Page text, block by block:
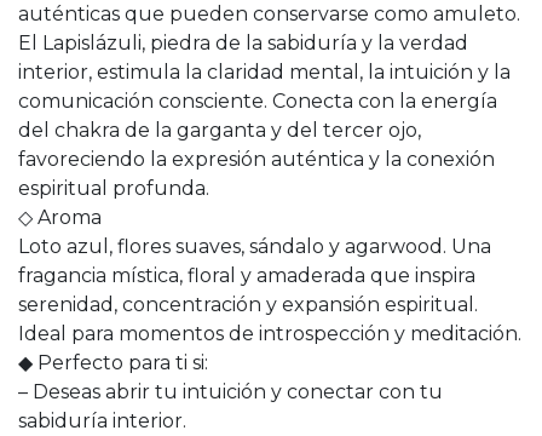
auténticas que pueden conservarse como amuleto.
El Lapislázuli, piedra de la sabiduría y la verdad
interior, estimula la claridad mental, la intuición y la
comunicación consciente. Conecta con la energía
del chakra de la garganta y del tercer ojo,
favoreciendo la expresión auténtica y la conexión
espiritual profunda.
◇ Aroma
Loto azul, flores suaves, sándalo y agarwood. Una
fragancia mística, floral y amaderada que inspira
serenidad, concentración y expansión espiritual.
Ideal para momentos de introspección y meditación.
◆ Perfecto para ti si:
– Deseas abrir tu intuición y conectar con tu
sabiduría interior.